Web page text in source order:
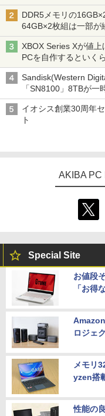
DDR5メモリの
64GB×2枚組は一部
XBOX Series Xが値
PCを自作するといく
ーム』】
Sandisk(Western
「SN8100」8TBが
イオシス創業30周年
ト
AKIBA PC
Special Site
お値段
「お得
ロジェ
メモリ
yzen搭
性能の